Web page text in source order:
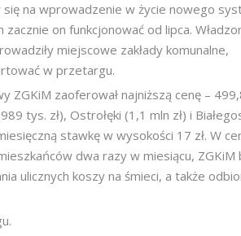
na wprowadzenie w życie nowego
on funkcjonować od lipca.
miejscowe zakłady komunalne,
w przetargu.
ZGKiM zaoferował najniższą cenę –
tys. zł), Ostrołęki (1,1 mln zł) i
stawkę w wysokości 17 zł. W
dwa razy w miesiącu, ZGKiM
ulicznych koszy na śmieci, a także